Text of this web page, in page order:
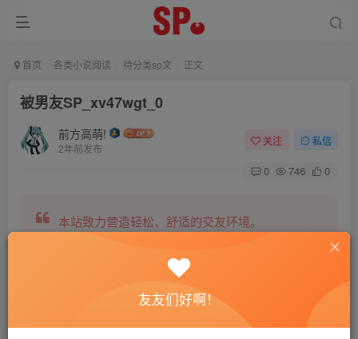
首页 各类小说阅读 待分类sp文 正文
被男友SP_xv47wgt_0
前方高萌!
2年前发布
关注 私信
0 746 0
本站致力营造轻松、舒适的交友环境。
另有小说阅读站点，网罗包括训诫文、腐文在内的
友友们好啊！